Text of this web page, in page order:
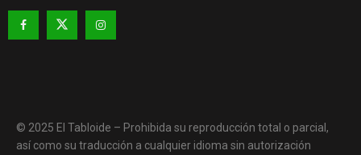
© 2025 El Tabloide – Prohibida su reproducción total o parcial,
así como su traducción a cualquier idioma sin autorización